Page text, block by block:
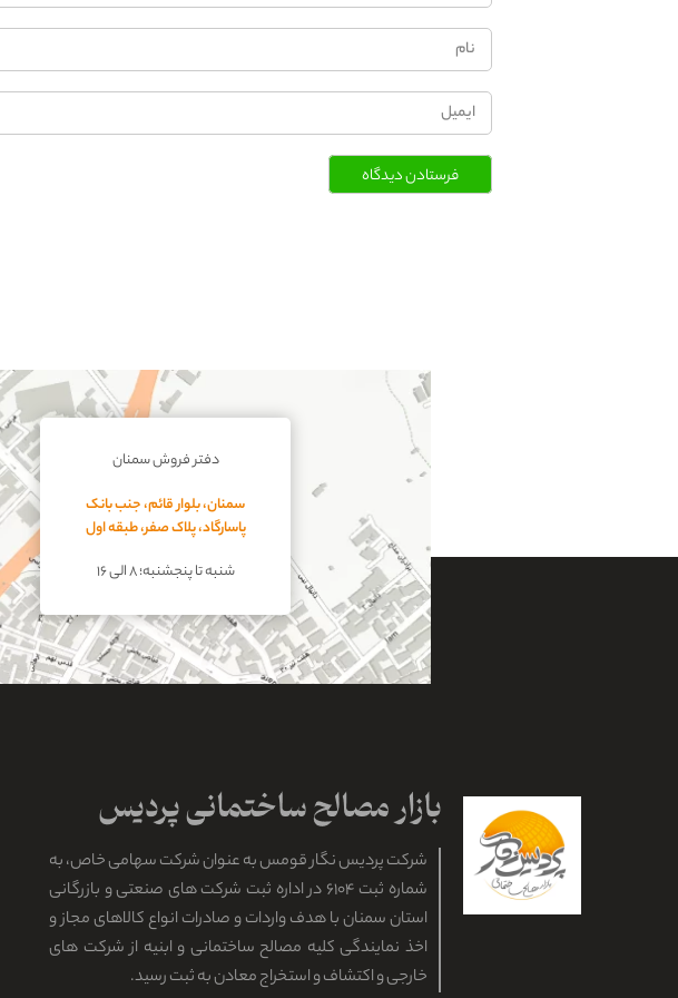
فرستادن دیدگاه
دفتر فروش سمنان
سمنان، بلوار قائم، جنب بانک
پاسارگاد، پلاک صفر، طبقه اول
شنبه تا پنجشنبه؛ ۸ الی ۱۶
شرکت پردیس نگار قومس به عنوان شرکت سهامی خاص، به
شماره ثبت ۶۱۰۴ در اداره ثبت شرکت های صنعتی و بازرگانی
استان سمنان با هدف واردات و صادرات انواع کالاهای مجاز و
اخذ نمایندگی کلیه مصالح ساختمانی و ابنیه از شرکت های
خارجی و اکتشاف و استخراج معادن به ثبت رسید.